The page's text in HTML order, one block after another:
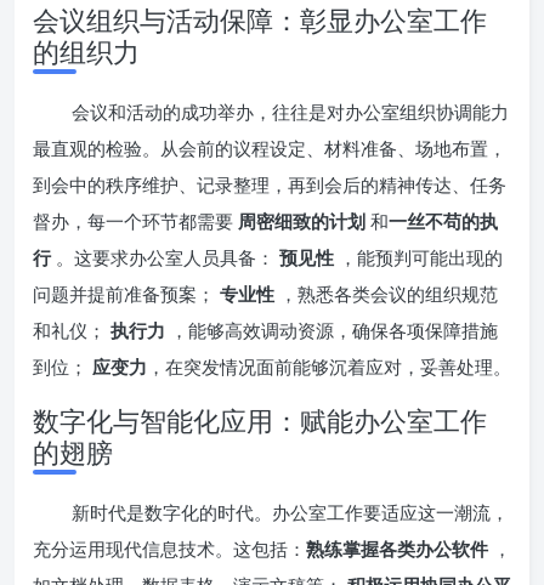
会议组织与活动保障：彰显办公室工作
的组织力
会议和活动的成功举办，往往是对办公室组织协调能力
最直观的检验。从会前的议程设定、材料准备、场地布置，
到会中的秩序维护、记录整理，再到会后的精神传达、任务
督办，每一个环节都需要 周密细致的计划 和一丝不苟的执
行 。这要求办公室人员具备： 预见性 ，能预判可能出现的
问题并提前准备预案； 专业性 ，熟悉各类会议的组织规范
和礼仪； 执行力 ，能够高效调动资源，确保各项保障措施
到位； 应变力 ，在突发情况面前能够沉着应对，妥善处理。
数字化与智能化应用：赋能办公室工作
的翅膀
新时代是数字化的时代。办公室工作要适应这一潮流，
充分运用现代信息技术。这包括： 熟练掌握各类办公软件 ，